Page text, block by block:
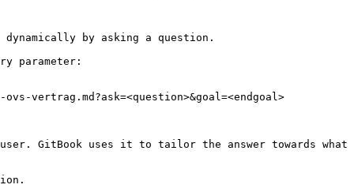
by asking a question.
parameter:
vertrag.md?ask=<question>&goal=<endgoal>
GitBook uses it to tailor the answer towards what